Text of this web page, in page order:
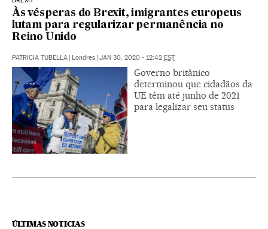
Às vésperas do Brexit, imigrantes europeus
lutam para regularizar permanência no
Reino Unido
PATRICIA TUBELLA | Londres | JAN 30, 2020 - 12:42 EST
Governo britânico
determinou que cidadãos da
UE têm até junho de 2021
para legalizar seu status
ÚLTIMAS NOTICIAS